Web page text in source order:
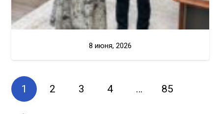
8 июня, 2026
1 2 3 4 … 85